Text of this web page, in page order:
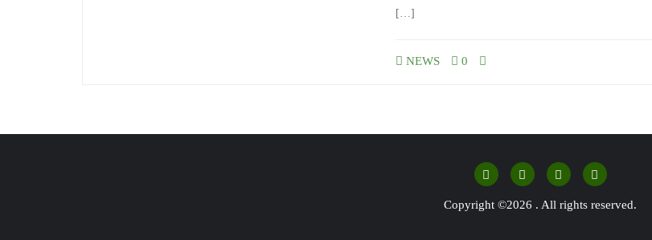
[…]
NEWS 0
Copyright ©2026 . All rights reserved.